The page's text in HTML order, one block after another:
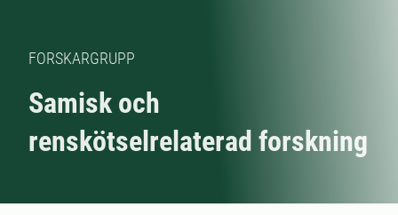
FORSKARGRUPP
Samisk och
renskötselrelaterad forskning